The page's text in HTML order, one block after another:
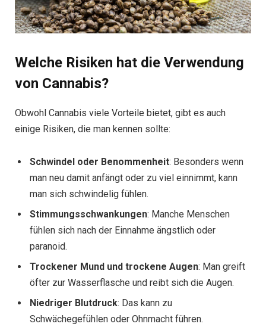
Welche Risiken hat die Verwendung
von Cannabis?
Obwohl Cannabis viele Vorteile bietet, gibt es auch
einige Risiken, die man kennen sollte:
Schwindel oder Benommenheit: Besonders wenn
man neu damit anfängt oder zu viel einnimmt, kann
man sich schwindelig fühlen.
Stimmungsschwankungen: Manche Menschen
fühlen sich nach der Einnahme ängstlich oder
paranoid.
Trockener Mund und trockene Augen: Man greift
öfter zur Wasserflasche und reibt sich die Augen.
Niedriger Blutdruck: Das kann zu
Schwächegefühlen oder Ohnmacht führen.